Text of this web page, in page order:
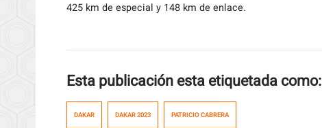
425 km de especial y 148 km de enlace.
Esta publicación esta etiquetada como:
DAKAR DAKAR 2023 PATRICIO CABRERA